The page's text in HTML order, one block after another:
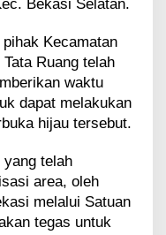
Bekasi Selatan.
Kecamatan
Ruang telah
waktu
dapat melakukan
hijau tersebut.
telah
area, oleh
melalui Satuan
tegas untuk